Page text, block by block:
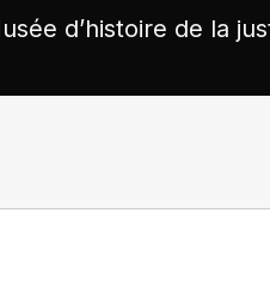
d’histoire de la